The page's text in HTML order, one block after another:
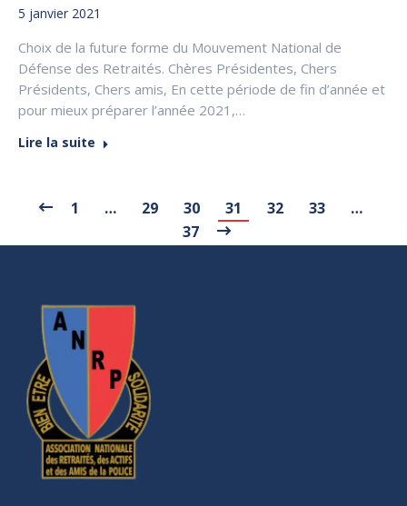
5 janvier 2021
Choix de la future forme du Mouvement National de
Défense des Retraités. Chères Présidentes, Chers
Présidents, Chers amis, En cette période de fin d’année et
pour mieux préparer l’année 2021,…
Lire la suite
1 … 29 30 31 32 33
…
37